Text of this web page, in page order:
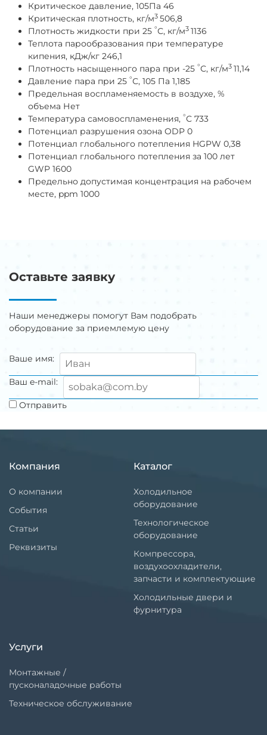
Критическое давление, 105Па 46
Критическая плотность, кг/м3 506,8
Плотность жидкости при 25 °С, кг/м3 1136
Теплота парообразования при температуре
кипения, кДж/кг 246,1
Плотность насыщенного пара при -25 °С, кг/м3 11,14
Давление пара при 25 °С, 105 Па 1,185
Предельная воспламеняемость в воздухе, %
объема Нет
Температура самовоспламенения, °С 733
Потенциал разрушения озона ODP 0
Потенциал глобального потепления HGPW 0,38
Потенциал глобального потепления за 100 лет
GWP 1600
Предельно допустимая концентрация на рабочем
месте, ppm 1000
Оставьте заявку
Наши менеджеры помогут Вам подобрать
оборудование за приемлемую цену
Ваше имя:
Ваш e-mail:
Отправить
Компания
О компании
События
Статьи
Реквизиты
Каталог
Холодильное
оборудование
Технологическое
оборудование
Компрессора,
воздухоохладители,
запчасти и комплектующие
Холодильные двери и
фурнитура
Услуги
Монтажные /
пусконаладочные работы
Техническое обслуживание